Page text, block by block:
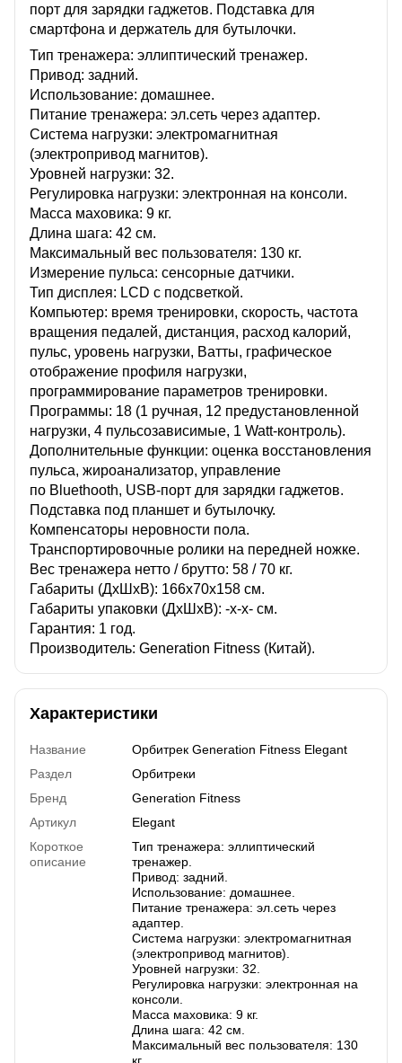
порт для зарядки гаджетов. Подставка для
смартфона и держатель для бутылочки.
Тип тренажера: эллиптический тренажер.
Привод: задний.
Использование: домашнее.
Питание тренажера: эл.сеть через адаптер.
Система нагрузки: электромагнитная
(электропривод магнитов).
Уровней нагрузки: 32.
Регулировка нагрузки: электронная на консоли.
Масса маховика: 9 кг.
Длина шага: 42 см.
Максимальный вес пользователя: 130 кг.
Измерение пульса: сенсорные датчики.
Тип дисплея: LCD с подсветкой.
Компьютер: время тренировки, скорость, частота
вращения педалей, дистанция, расход калорий,
пульс, уровень нагрузки, Ватты, графическое
отображение профиля нагрузки,
программирование параметров тренировки.
Программы: 18 (1 ручная, 12 предустановленной
нагрузки, 4 пульсозависимые, 1 Watt-контроль).
Дополнительные функции: оценка восстановления
пульса, жироанализатор, управление
по Bluethooth, USB-порт для зарядки гаджетов.
Подставка под планшет и бутылочку.
Компенсаторы неровности пола.
Транспортировочные ролики на передней ножке.
Вес тренажера нетто / брутто: 58 / 70 кг.
Габариты (ДхШхВ): 166х70х158 см.
Габариты упаковки (ДхШхВ): -х-х- см.
Гарантия: 1 год.
Производитель: Generation Fitness (Китай).
Характеристики
Название
Орбитрек Generation Fitness Elegant
Раздел
Орбитреки
Бренд
Generation Fitness
Артикул
Elegant
Короткое
описание
Тип тренажера: эллиптический
тренажер.
Привод: задний.
Использование: домашнее.
Питание тренажера: эл.сеть через
адаптер.
Система нагрузки: электромагнитная
(электропривод магнитов).
Уровней нагрузки: 32.
Регулировка нагрузки: электронная на
консоли.
Масса маховика: 9 кг.
Длина шага: 42 см.
Максимальный вес пользователя: 130
кг.